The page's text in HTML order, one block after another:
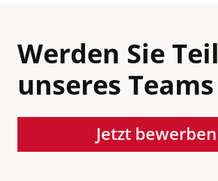
Werden Sie Teil
unseres Teams
Jetzt bewerben